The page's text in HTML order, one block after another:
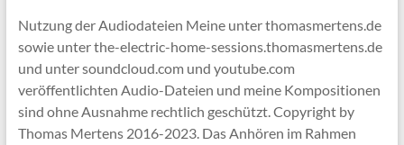
Nutzung der Audiodateien Meine unter thomasmertens.de
sowie unter the-electric-home-sessions.thomasmertens.de
und unter soundcloud.com und youtube.com
veröffentlichten Audio-Dateien und meine Kompositionen
sind ohne Ausnahme rechtlich geschützt. Copyright by
Thomas Mertens 2016-2023. Das Anhören im Rahmen